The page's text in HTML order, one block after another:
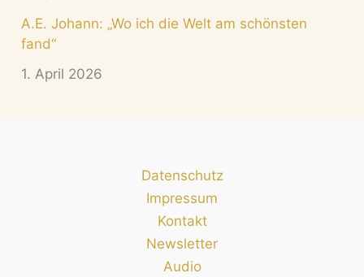
A.E. Johann: „Wo ich die Welt am schönsten
fand“
1. April 2026
Datenschutz
Impressum
Kontakt
Newsletter
Audio